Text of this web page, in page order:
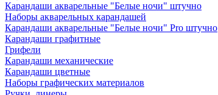
Карандаши акварельные "Белые ночи" штучно
Наборы акварельных карандашей
Карандаши акварельные "Белые ночи" Pro штучно
Карандаши графитные
Грифели
Карандаши механические
Карандаши цветные
Наборы графических материалов